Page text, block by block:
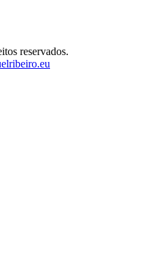
reservados.